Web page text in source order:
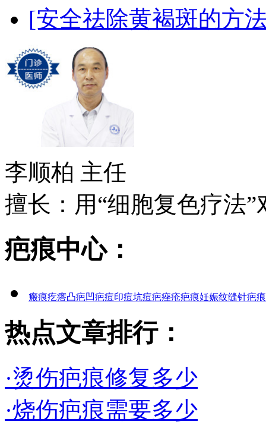
[安全祛除黄褐斑的方
李顺柏 主任
擅长：用“细胞复色疗法”
疤痕中心：
瘢痕疙瘩凸疤凹疤痘印痘坑痘疤痤疮疤痕妊娠纹缝针疤痕
热点文章排行：
·烫伤疤痕修复多少
·烧伤疤痕需要多少